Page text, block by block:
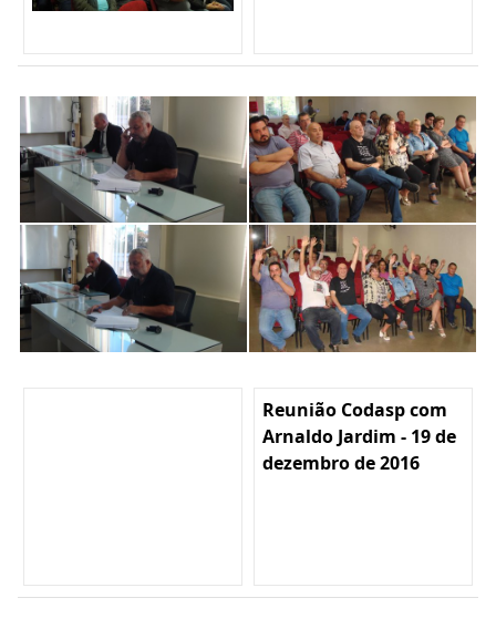
Reunião Codasp com
Arnaldo Jardim - 19 de
dezembro de 2016